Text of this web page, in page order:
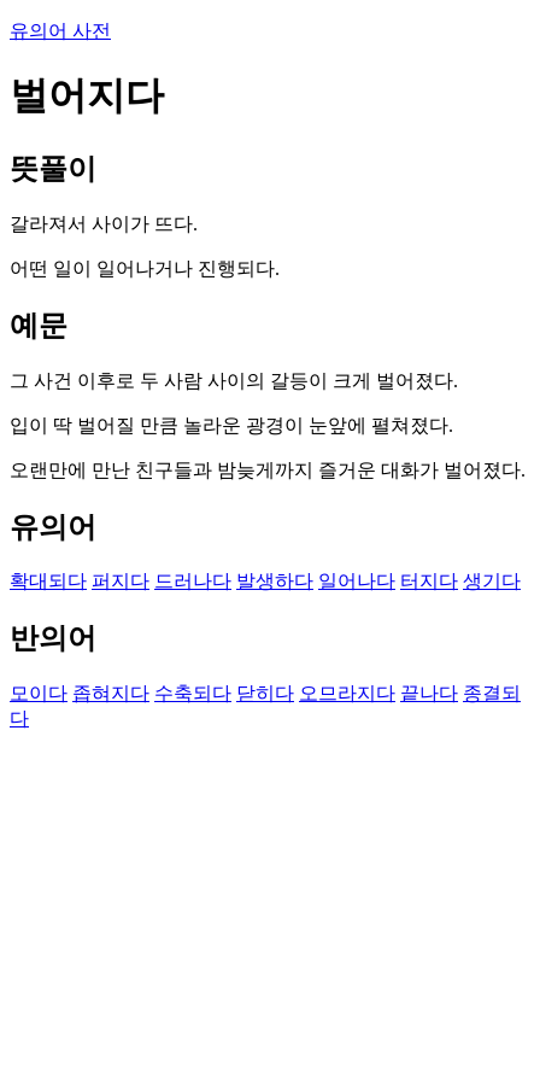
유의어 사전
벌어지다
뜻풀이
갈라져서 사이가 뜨다.
어떤 일이 일어나거나 진행되다.
예문
그 사건 이후로 두 사람 사이의 갈등이 크게 벌어졌다.
입이 딱 벌어질 만큼 놀라운 광경이 눈앞에 펼쳐졌다.
오랜만에 만난 친구들과 밤늦게까지 즐거운 대화가 벌어졌다.
유의어
확대되다 퍼지다 드러나다 발생하다 일어나다 터지다 생기다
반의어
모이다 좁혀지다 수축되다 닫히다 오므라지다 끝나다 종결되
다